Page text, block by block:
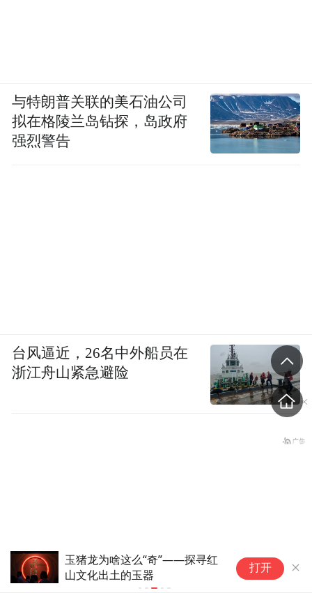
玉猪龙为啥这么“奇”——探寻红
山文化出土的玉器
打开
与特朗普关联的美石油公司
拟在格陵兰岛钻探，岛政府
强烈警告
台风逼近，26名中外船员在
浙江舟山紧急避险